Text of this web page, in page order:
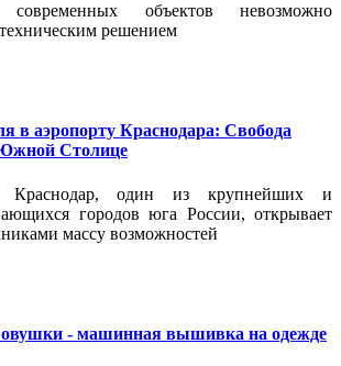
современных объектов невозможно
решением
в аэропорту Краснодара: Свобода
Столице
один из крупнейших и
городов юга России, открывает
массу возможностей
- машинная вышивка на одежде